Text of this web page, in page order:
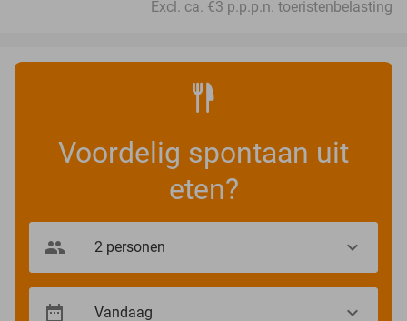
Excl. ca. €3 p.p.p.n. toeristenbelasting
Voordelig spontaan uit
eten?